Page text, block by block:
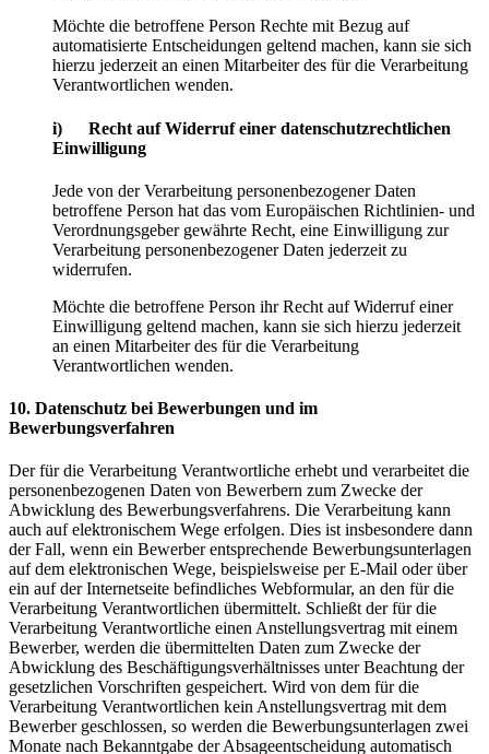
Möchte die betroffene Person Rechte mit Bezug auf
automatisierte Entscheidungen geltend machen, kann sie sich
hierzu jederzeit an einen Mitarbeiter des für die Verarbeitung
Verantwortlichen wenden.
i) Recht auf Widerruf einer datenschutzrechtlichen
Einwilligung
Jede von der Verarbeitung personenbezogener Daten
betroffene Person hat das vom Europäischen Richtlinien- und
Verordnungsgeber gewährte Recht, eine Einwilligung zur
Verarbeitung personenbezogener Daten jederzeit zu
widerrufen.
Möchte die betroffene Person ihr Recht auf Widerruf einer
Einwilligung geltend machen, kann sie sich hierzu jederzeit
an einen Mitarbeiter des für die Verarbeitung
Verantwortlichen wenden.
10. Datenschutz bei Bewerbungen und im
Bewerbungsverfahren
Der für die Verarbeitung Verantwortliche erhebt und verarbeitet die
personenbezogenen Daten von Bewerbern zum Zwecke der
Abwicklung des Bewerbungsverfahrens. Die Verarbeitung kann
auch auf elektronischem Wege erfolgen. Dies ist insbesondere dann
der Fall, wenn ein Bewerber entsprechende Bewerbungsunterlagen
auf dem elektronischen Wege, beispielsweise per E-Mail oder über
ein auf der Internetseite befindliches Webformular, an den für die
Verarbeitung Verantwortlichen übermittelt. Schließt der für die
Verarbeitung Verantwortliche einen Anstellungsvertrag mit einem
Bewerber, werden die übermittelten Daten zum Zwecke der
Abwicklung des Beschäftigungsverhältnisses unter Beachtung der
gesetzlichen Vorschriften gespeichert. Wird von dem für die
Verarbeitung Verantwortlichen kein Anstellungsvertrag mit dem
Bewerber geschlossen, so werden die Bewerbungsunterlagen zwei
Monate nach Bekanntgabe der Absageentscheidung automatisch